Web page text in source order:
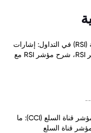
مؤشر القوة النسبية (RSI) في التداول: إشارات
الشراء والبيع لمؤشر RSI، شرح مؤشر RSI مع
--
ما هي استراتيجية مؤشر قناة السلع (CCI): ما
قناة السلع